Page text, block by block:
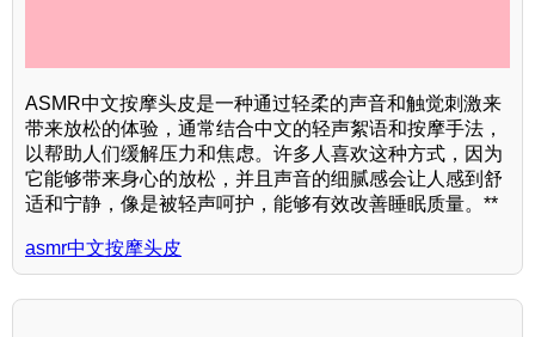
ASMR中文按摩头皮是一种通过轻柔的声音和触觉刺激来
带来放松的体验，通常结合中文的轻声絮语和按摩手法，
以帮助人们缓解压力和焦虑。许多人喜欢这种方式，因为
它能够带来身心的放松，并且声音的细腻感会让人感到舒
适和宁静，像是被轻声呵护，能够有效改善睡眠质量。**
asmr中文按摩头皮